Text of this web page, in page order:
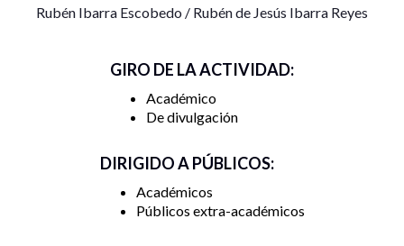
Rubén Ibarra Escobedo / Rubén de Jesús Ibarra Reyes
GIRO DE LA ACTIVIDAD:
Académico
De divulgación
DIRIGIDO A PÚBLICOS:
Académicos
Públicos extra-académicos